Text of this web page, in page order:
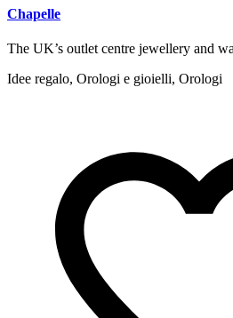
Chapelle
The UK’s outlet centre jewellery and
Idee regalo, Orologi e gioielli, Orologi